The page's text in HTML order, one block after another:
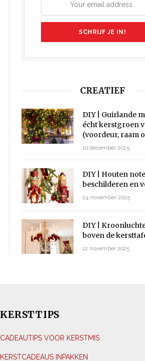
CREATIEF
DIY | Guirlande
écht kerstgroen
(voordeur, raam
10 december 2025
DIY | Houten
beschilderen en
24 november 2025
DIY |
boven de
12 november 2025
KERSTTIPS
CADEAUTIPS VOOR KERSTMIS
KERSTCADEAUS INPAKKEN